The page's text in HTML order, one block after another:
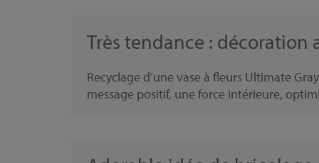
Très tendance : décoration
Recyclage d’une vase à fleurs Ultimate
message positif, une force intérieure,